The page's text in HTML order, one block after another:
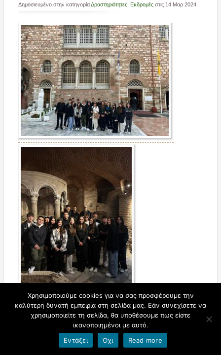
Δημοσιευμένο στην κατηγορίαΔραστηριότητες, Εκδρομέςστις 14 Μαρ 2024
Χρησιμοποιούμε cookies για να σας προσφέρουμε την
καλύτερη δυνατή εμπειρία στη σελίδα μας. Εάν συνεχίσετε να
χρησιμοποιείτε τη σελίδα, θα υποθέσουμε πως είστε
ικανοποιημένοι με αυτό.
Εντάξει
Όχι Read more